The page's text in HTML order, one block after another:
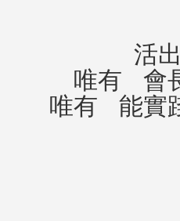
活
唯有 會
唯有 能實